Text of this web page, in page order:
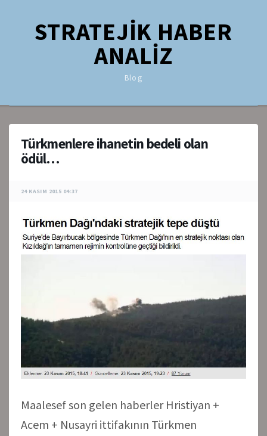
STRATEJİK HABER
ANALİZ
Blog
Türkmenlere ihanetin bedeli olan
ödül…
24 KASIM 2015 04:37
Maalesef son gelen haberler Hristiyan +
Acem + Nusayri ittifakının Türkmen